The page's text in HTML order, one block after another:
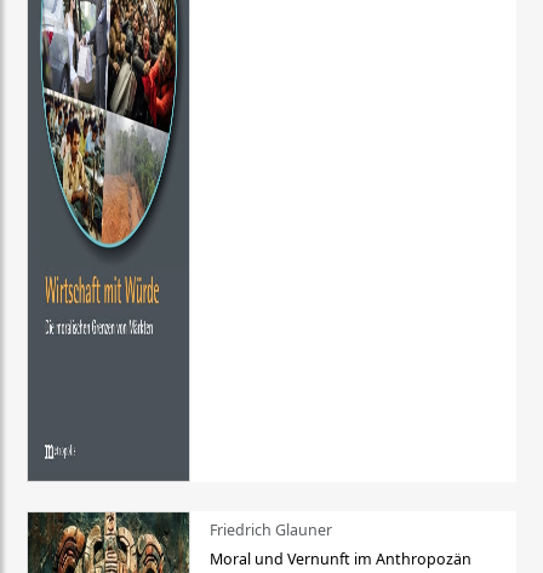
Friedrich Glauner
Moral und Vernunft im Anthropozän